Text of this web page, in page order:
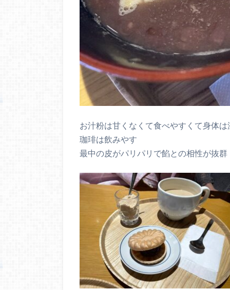
お汁粉は甘くなくて食べやすくて身体は
珈琲は飲みやす
最中の皮がパリパリで餡との相性が抜群